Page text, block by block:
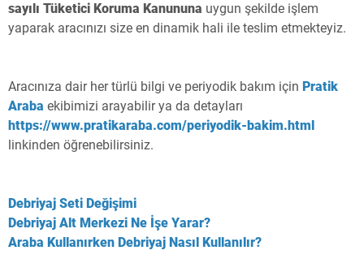
sayılı Tüketici Koruma Kanununa uygun şekilde işlem
yaparak aracınızı size en dinamik hali ile teslim etmekteyiz.
Aracınıza dair her türlü bilgi ve periyodik bakım için Pratik
Araba ekibimizi arayabilir ya da detayları
https://www.pratikaraba.com/periyodik-bakim.html
linkinden öğrenebilirsiniz.
Debriyaj Seti Değişimi
Debriyaj Alt Merkezi Ne İşe Yarar?
Araba Kullanırken Debriyaj Nasıl Kullanılır?